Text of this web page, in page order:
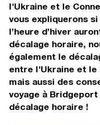
l'Ukraine et le
vous expliquerons si
l’heure d’hiver
décalage horaire,
également le
entre l'Ukraine et le
mais aussi des
voyage à
décalage horaire !